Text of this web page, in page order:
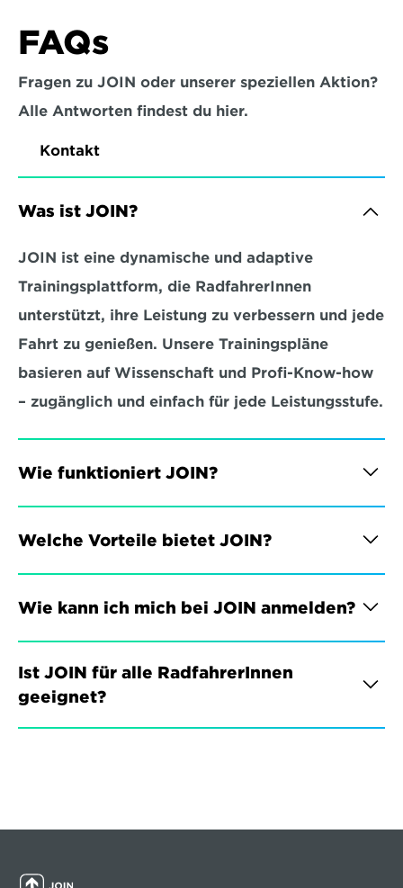
FAQs
Fragen zu JOIN oder unserer speziellen Aktion?
Alle Antworten findest du hier.
Kontakt
Was ist JOIN?
JOIN ist eine dynamische und adaptive
Trainingsplattform, die RadfahrerInnen
unterstützt, ihre Leistung zu verbessern und jede
Fahrt zu genießen. Unsere Trainingspläne
basieren auf Wissenschaft und Profi-Know-how
– zugänglich und einfach für jede Leistungsstufe.
Wie funktioniert JOIN?
Welche Vorteile bietet JOIN?
Wie kann ich mich bei JOIN anmelden?
Ist JOIN für alle RadfahrerInnen
geeignet?